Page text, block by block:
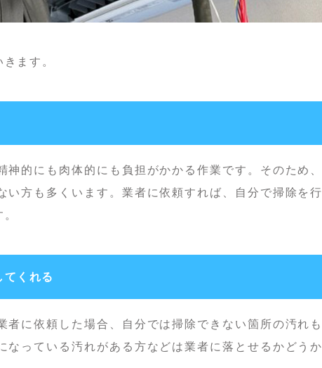
ます。
的にも肉体的にも負担がかかる作業です。そのため、
い方も多くいます。業者に依頼すれば、自分で掃除を行
くれる
者に依頼した場合、自分では掃除できない箇所の汚れも
なっている汚れがある方などは業者に落とせるかどうか